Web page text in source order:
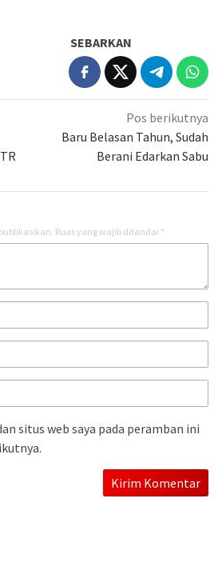
SEBARKAN
Pos berikutnya
Baru Belasan Tahun, Sudah
Berani Edarkan Sabu
Ruas yang wajib ditandai *
situs web saya pada peramban ini